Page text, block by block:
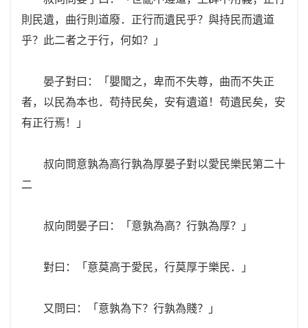
則民遺，曲行則道廢．正行而遺民乎？與持民而遺道
乎？此二者之于行，何如？」
晏子對曰：「嬰聞之，卑而不失尊，曲而不失正
者，以民為本也．苟持民矣，安有遺道！苟遺民矣，安
有正行焉！」
叔向問意孰為高行孰為厚晏子對以愛民樂民第二十
二
叔向問晏子曰：「意孰為高？行孰為厚？」
對曰：「意莫高于愛民，行莫厚于樂民．」
又問曰：「意孰為下？行孰為賤？」